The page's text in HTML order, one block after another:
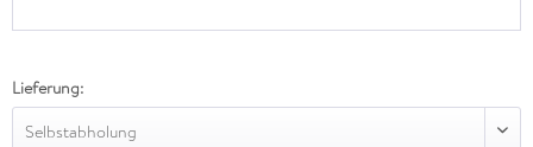
Lieferung:
Selbstabholung